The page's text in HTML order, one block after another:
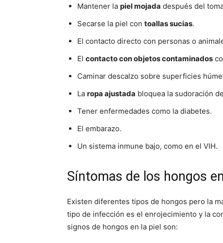
Mantener la piel mojada después del
Secarse la piel con toallas sucias.
El contacto directo con personas o
El contacto con objetos contaminados
Caminar descalzo sobre superficies
La ropa ajustada bloquea la sudoración
Tener enfermedades como la diabetes.
El embarazo.
Un sistema inmune bajo, como en el VIH.
Síntomas de los hongos
Existen diferentes tipos de hongos pero la
tipo de infección es el enrojecimiento y la
signos de hongos en la piel son: